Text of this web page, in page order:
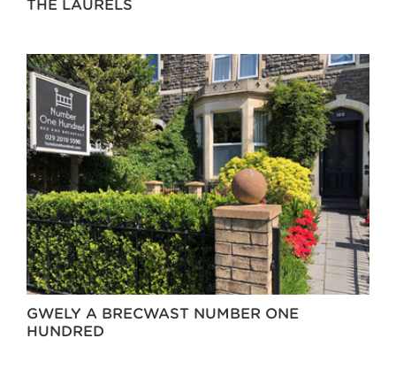
THE LAURELS
GWELY A BRECWAST NUMBER ONE
HUNDRED